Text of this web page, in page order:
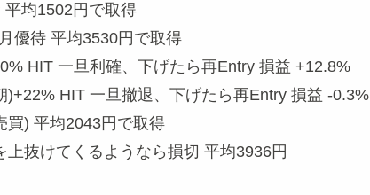
均1502円で取得
優待 平均3530円で取得
HIT 一旦利確、下げたら再Entry 損益 +12.8%
)+22% HIT 一旦撤退、下げたら再Entry 損益 -0.3%
買) 平均2043円で取得
抜けてくるようなら損切 平均3936円